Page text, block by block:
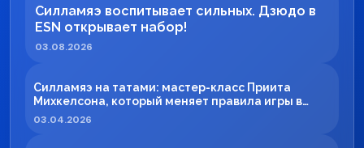
Силламяэ воспитывает сильных. Дзюдо в
ESN открывает набор!
03.08.2026
Силламяэ на татами: мастер-класс Приита
Михкелсона, который меняет правила игры в
регионе
03.04.2026